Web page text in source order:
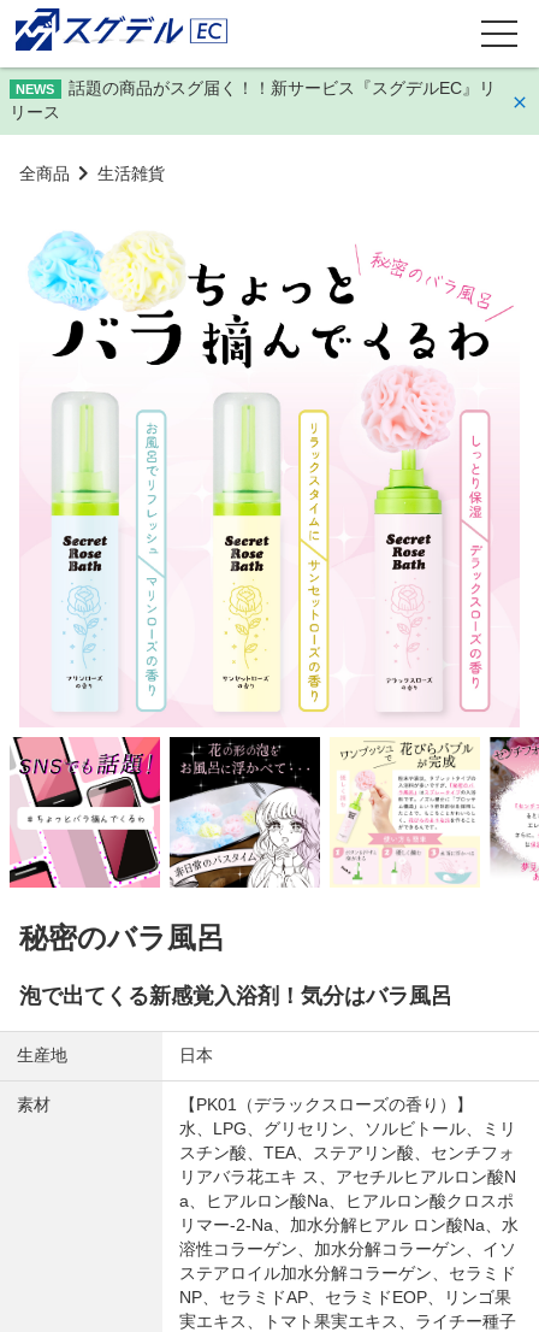
NEWS
話題の商品がスグ届く！！新サービス『スグデルEC』リ
リース
全商品 生活雑貨
秘密のバラ風呂
泡で出てくる新感覚入浴剤！気分はバラ風呂
生産地 日本
素材
【PK01（デラックスローズの香り）】
水、LPG、グリセリン、ソルビトール、ミリ
スチン酸、TEA、ステアリン酸、センチフォ
リアバラ花エキ ス、アセチルヒアルロン酸N
a、ヒアルロン酸Na、ヒアルロン酸クロスポ
リマー-2-Na、加水分解ヒアル ロン酸Na、水
溶性コラーゲン、加水分解コラーゲン、イソ
ステアロイル加水分解コラーゲン、セラミド
NP、セラミドAP、セラミドEOP、リンゴ果
実エキス、トマト果実エキス、ライチー種子